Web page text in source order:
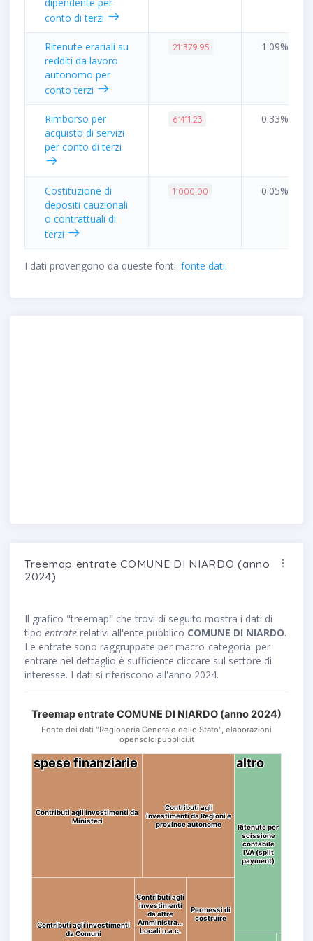
conto di terzi
Ritenute erariali su
redditi da lavoro
autonomo per
conto terzi
21˙379.95 1.09%
Rimborso per
acquisto di servizi
per conto di terzi
6˙411.23 0.33%
Costituzione di
depositi cauzionali
o contrattuali di
terzi
1˙000.00 0.05%
I dati provengono da queste fonti: fonte dati.
Treemap entrate COMUNE DI NIARDO (anno
2024)
Il grafico "treemap" che trovi di seguito mostra i dati di
tipo entrate relativi all'ente pubblico COMUNE DI NIARDO.
Le entrate sono raggruppate per macro-categoria: per
entrare nel dettaglio è sufficiente cliccare sul settore di
interesse. I dati si riferiscono all'anno 2024.
Treemap entrate COMUNE DI NIARDO (anno 2024)
Fonte dei dati "Regioneria Generale dello Stato", elaborazioni
opensoldipubblici.it
spese finanziarie
spese finanziarie altro
altro
Contributi agli investimenti da
Ministeri
Contributi agli investimenti da
Ministeri
Contributi agli
investimenti da Regioni e
province autonome
Contributi agli
investimenti da Regioni e
province autonome
Contributi agli investimenti
da Comuni
Contributi agli investimenti
da Comuni
Contributi agli
investimenti
da altre
Amministra…
Locali n.a.c.
Contributi agli
investimenti
da altre
Amministra…
Locali n.a.c.
Permessi di
costruire
Permessi di
costruire
Ritenute per
scissione
contabile
IVA (split
payment)
Ritenute per
scissione
contabile
IVA (split
payment)